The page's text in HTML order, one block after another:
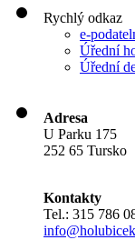
Rychlý odkaz
e-
Úřední
Úřední
Adresa
U Parku 175
252 65 Tursko
Kontakty
Tel.: 315 786